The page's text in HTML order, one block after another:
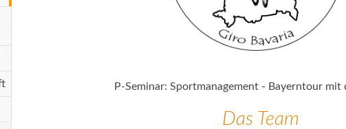
P-Seminar: Sportmanagement - Bayerntour mit
Das Team